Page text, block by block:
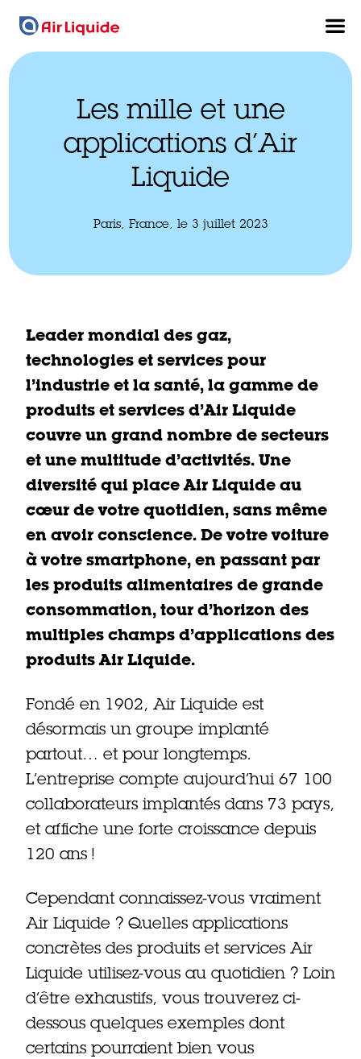
Les mille et une
applications d’Air
Liquide
Paris, France, le 3 juillet 2023
Leader mondial des gaz,
technologies et services pour
l’industrie et la santé, la gamme de
produits et services d’Air Liquide
couvre un grand nombre de secteurs
et une multitude d’activités. Une
diversité qui place Air Liquide au
cœur de votre quotidien, sans même
en avoir conscience. De votre voiture
à votre smartphone, en passant par
les produits alimentaires de grande
consommation, tour d’horizon des
multiples champs d’applications des
produits Air Liquide.
Fondé en 1902, Air Liquide est
désormais un groupe implanté
partout… et pour longtemps.
L’entreprise compte aujourd’hui 67 100
collaborateurs implantés dans 73 pays,
et affiche une forte croissance depuis
120 ans !
Cependant connaissez-vous vraiment
Air Liquide ? Quelles applications
concrètes des produits et services Air
Liquide utilisez-vous au quotidien ? Loin
d’être exhaustifs, vous trouverez ci-
dessous quelques exemples dont
certains pourraient bien vous